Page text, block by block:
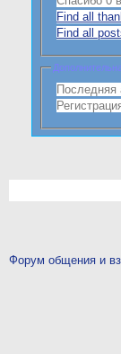
Find all
Find all
Последняя
Форум общения и